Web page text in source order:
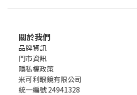
關於我們
品牌資訊
門市資訊
隱私權政策
米可利眼鏡有限公司
統一編號 24941328